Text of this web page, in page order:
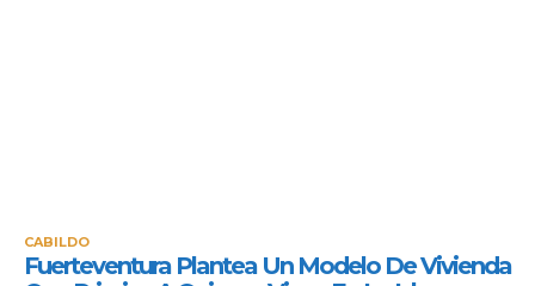
CABILDO
Fuerteventura Plantea Un Modelo De Vivienda